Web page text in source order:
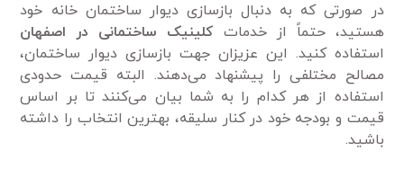
در صورتی که به دنبال بازسازی دیوار ساختمان خانه خود
هستید، حتماً از خدمات کلینیک ساختمانی در اصفهان
استفاده کنید. این عزیزان جهت بازسازی دیوار ساختمان،
مصالح مختلفی را پیشنهاد می‌دهند. البته قیمت حدودی
استفاده از هر کدام را به شما بیان می‌کنند تا بر اساس
قیمت و بودجه خود در کنار سلیقه، بهترین انتخاب را داشته
باشید.